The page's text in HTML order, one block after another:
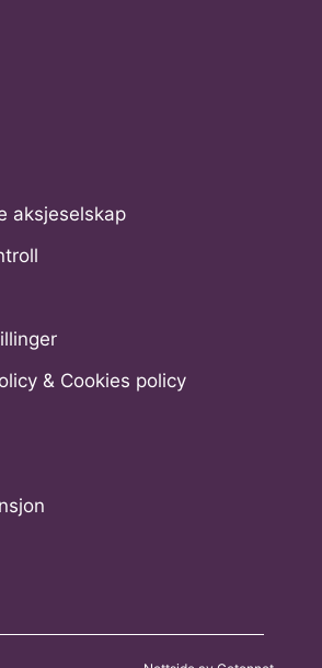
aksjeselskap
& Cookies policy